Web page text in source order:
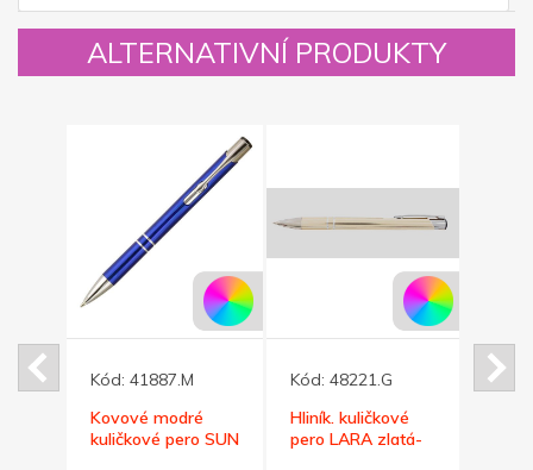
ALTERNATIVNÍ PRODUKTY
Kód: 41887.M
Kovové modré
kuličkové pero SUN
Kód: 48221.G
Hliník. kuličkové
pero LARA zlatá-
Kód: